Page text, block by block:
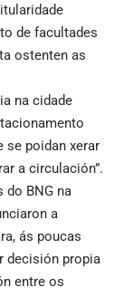
de facultades
ostenten as
na cidade
se poidan xerar
a circulación”.
do BNG na
a
ás poucas
decisión propia
entre os